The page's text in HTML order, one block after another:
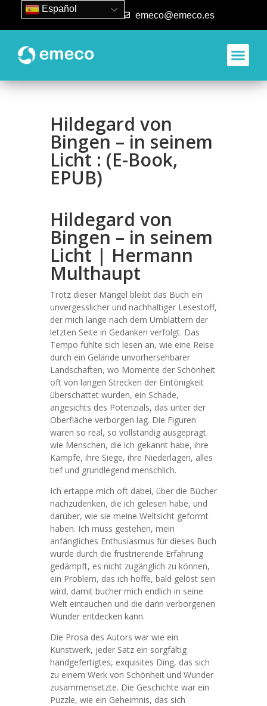
93 840 50 80 emeco@emeco.es
Hildegard von
Bingen – in seinem
Licht : (E-Book,
EPUB)
Hildegard von
Bingen – in seinem
Licht | Hermann
Multhaupt
Trotz dieser Mängel bleibt das Buch ein
unvergesslicher und nachhaltiger Lesestoff,
der mich lange nach dem Umblättern der
letzten Seite in Gedanken verfolgt. Das
Tempo fühlte sich lesen an, wie eine Reise
durch ein Gelände unvorhersehbarer
Landschaften, wo Momente der Schönheit
oft von langen Strecken der Eintönigkeit
überschattet wurden, ein Schade,
angesichts des Potenzials, das unter der
Oberfläche verborgen lag. Die Figuren
waren so real, so vollständig ausgeprägt
wie Menschen, die ich gekannt habe, ihre
Kämpfe, ihre Siege, ihre Niederlagen, alles
tief und grundlegend menschlich.
Ich ertappe mich oft dabei, über die Bücher
nachzudenken, die ich gelesen habe, und
darüber, wie sie meine Weltsicht geformt
haben. Ich muss gestehen, mein
anfängliches Enthusiasmus für dieses Buch
wurde durch die frustrierende Erfahrung
gedämpft, es nicht zugänglich zu können,
ein Problem, das ich hoffe, bald gelöst sein
wird, damit bucher mich endlich in seine
Welt eintauchen und die darin verborgenen
Wunder entdecken kann.
Die Prosa des Autors war wie ein
Kunstwerk, jeder Satz ein sorgfältig
handgefertigtes, exquisites Ding, das sich
zu einem Werk von Schönheit und Wunder
zusammensetzte. Die Geschichte war ein
Puzzle, wie ein Geheimnis, das sich
Español